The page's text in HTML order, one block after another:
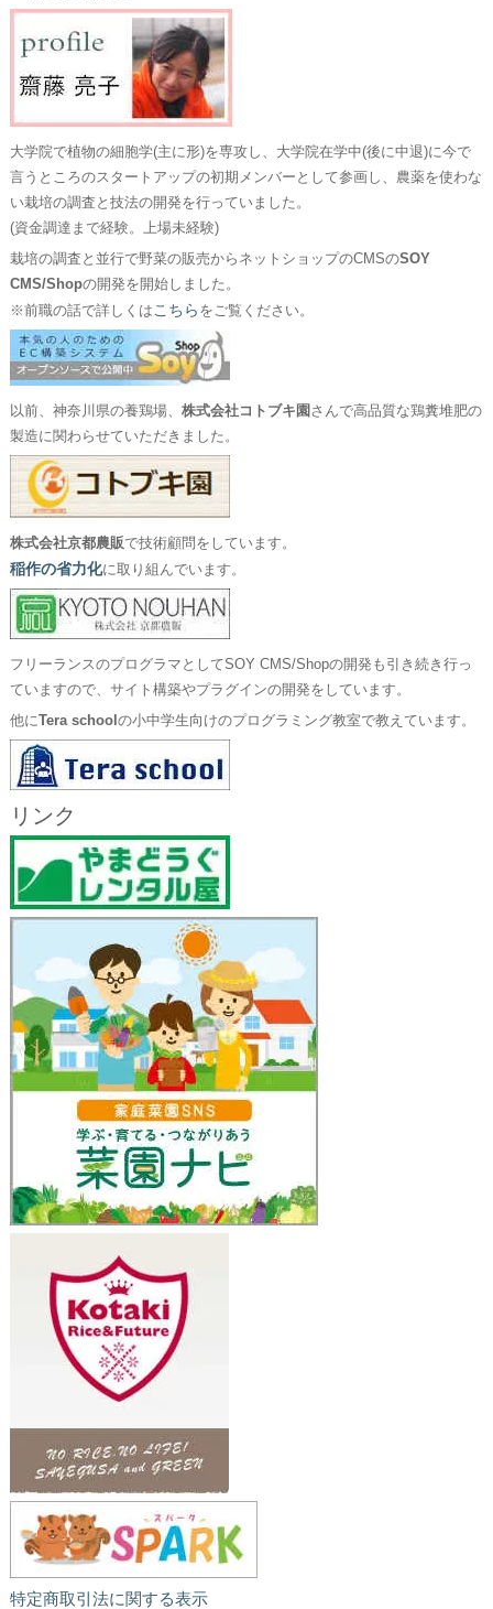
大学院で植物の細胞学(主に形)を専攻し、大学院在学中(後に中退)に今で
言うところのスタートアップの初期メンバーとして参画し、農薬を使わな
い栽培の調査と技法の開発を行っていました。
(資金調達まで経験。上場未経験)
栽培の調査と並行で野菜の販売からネットショップのCMSのSOY
CMS/Shopの開発を開始しました。
※前職の話で詳しくは こちら をご覧ください。
以前、神奈川県の養鶏場、 株式会社コトブキ園 さんで高品質な鶏糞堆肥の
製造に関わらせていただきました。
株式会社京都農販で技術顧問をしています。
稲作の省力化に取り組んでいます。
フリーランスのプログラマとしてSOY CMS/Shopの開発も引き続き行っ
ていますので、サイト構築やプラグインの開発をしています。
他にTera school の小中学生向けのプログラミング教室で教えています。
リンク
特定商取引法に関する表示